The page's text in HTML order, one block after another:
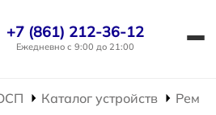
+7 (861) 212-36-12
Ежедневно с 9:00 до 21:00
Каталог устройств